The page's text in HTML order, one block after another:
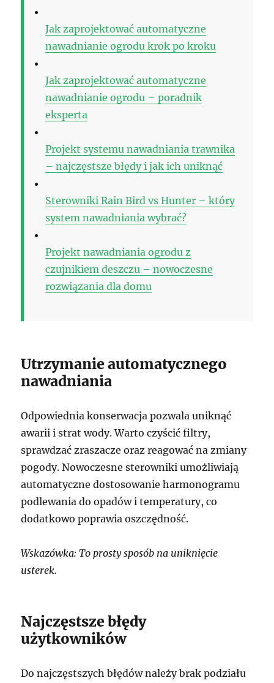
Jak zaprojektować automatyczne
nawadnianie ogrodu krok po kroku
Jak zaprojektować automatyczne
nawadnianie ogrodu – poradnik
eksperta
Projekt systemu nawadniania trawnika
– najczęstsze błędy i jak ich uniknąć
Sterowniki Rain Bird vs Hunter – który
system nawadniania wybrać?
Projekt nawadniania ogrodu z
czujnikiem deszczu – nowoczesne
rozwiązania dla domu
Utrzymanie automatycznego
nawadniania
Odpowiednia konserwacja pozwala uniknąć
awarii i strat wody. Warto czyścić filtry,
sprawdzać zraszacze oraz reagować na zmiany
pogody. Nowoczesne sterowniki umożliwiają
automatyczne dostosowanie harmonogramu
podlewania do opadów i temperatury, co
dodatkowo poprawia oszczędność.
Wskazówka: To prosty sposób na uniknięcie
usterek.
Najczęstsze błędy
użytkowników
Do najczęstszych błędów należy brak podziału